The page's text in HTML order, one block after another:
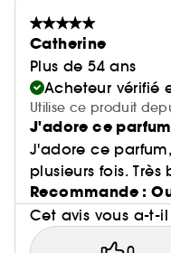
Catherine
Plus de 54 ans
Acheteur vérifié
Utilise ce produit
J'adore ce
J'adore ce
plusieurs fois.
Recommande :
Cet avis vous a-t-